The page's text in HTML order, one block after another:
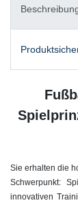
Sie erhalten die
Schwerpunkt:
innovativen